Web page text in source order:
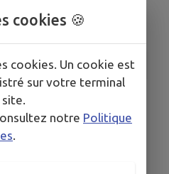
PRATIQUES
cookies 🍪
cookies. Un cookie est
sur votre terminal
site.
notre Politique
.